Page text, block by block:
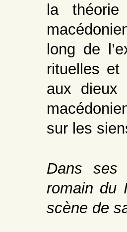
la théorie
long de
rituelles et
aux dieux
sur les
Dans
romain du
scène de